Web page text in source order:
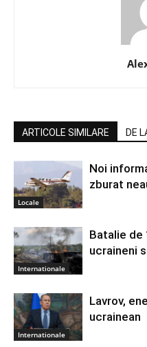
ARTICOLE SIMILARE DE
Locale
Noi
zburat
Internationale
Batalie
ucraineni
Internationale
Lavrov,
ucrainean